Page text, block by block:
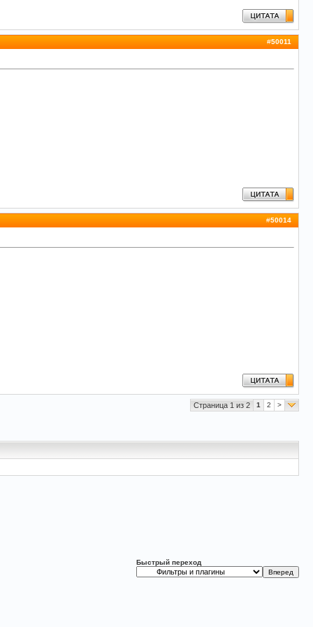
#50011
#50014
Страница 1 из 2 1 2 >
Быстрый переход